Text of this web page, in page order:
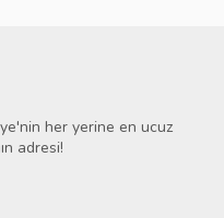
her yerine en ucuz
adresi!